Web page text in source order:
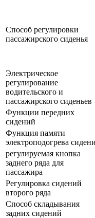
Способ регулировки
пассажирского сиденья
Электрическое
регулирование
водительского и
пассажирского сиденьев
Функции передних
сидений
Функция памяти
электроподогрева
регулируемая кнопка
заднего ряда для
пассажира
Регулировка сидений
второго ряда
Способ складывания
задних сидений